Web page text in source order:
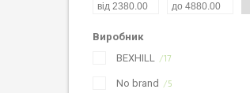
Виробник
BEXHILL
17
No brand 5